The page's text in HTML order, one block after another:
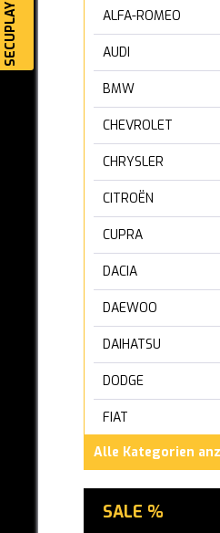
SECUPLAY ALFA-ROMEO
AUDI
BMW
CHEVROLET
CHRYSLER
CITROËN
CUPRA
DACIA
DAEWOO
DAIHATSU
DODGE
FIAT
FORD
GWM ORA
Alle Kategorien
SALE %